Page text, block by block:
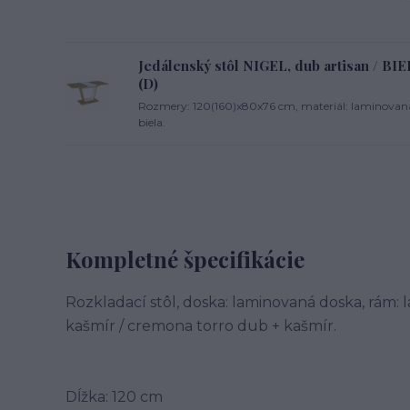
Jedálenský stôl NIGEL, dub artisan /
(D)
Rozmery: 120(160)x80x76 cm, materiál:
biela.
Kompletné špecifikácie
Rozkladací stôl, doska: laminovaná doska,
kašmír / cremona torro dub + kašmír.
Dĺžka: 120 cm